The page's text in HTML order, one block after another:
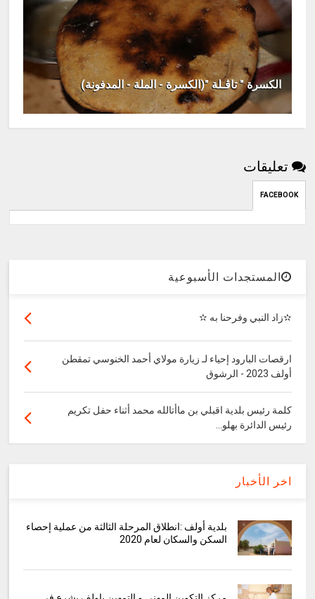
الكسرة " تاڤـلة "(الكسرة - الملة - المدفونة)
تعليقات
FACEBOOK
المستجدات الأسبوعية
✫زاد النبي وفرحنا به ✫
ارقصات البارود إحياء لـ زيارة مولاي أحمد الخنوسي تمقطن
أولف 2023 - الرشوق
كلمة رئيس بلدية اقبلي بن ماأتالله محمد أثناء حفل تكريم
رئيس الدائرة بهلو...
اخر الأخبار
بلدية أولف :انطلاق المرحلة الثالثة من عملية إحصاء
السكن والسكان لعام 2020